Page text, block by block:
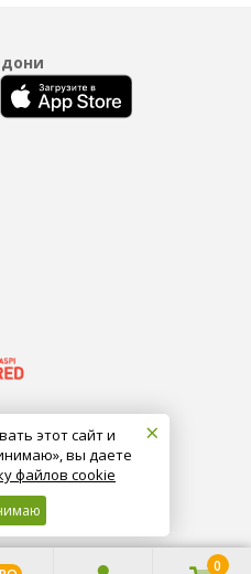
09-40
0
×
этот сайт и
вы даете
файлов cookie